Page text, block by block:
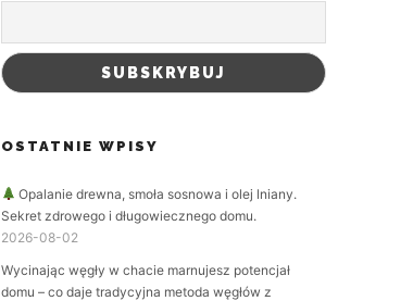
OSTATNIE WPISY
Opalanie drewna, smoła sosnowa i olej lniany.
Sekret zdrowego i długowiecznego domu.
2026-08-02
Wycinając węgły w chacie marnujesz potencjał
domu – co daje tradycyjna metoda węgłów z